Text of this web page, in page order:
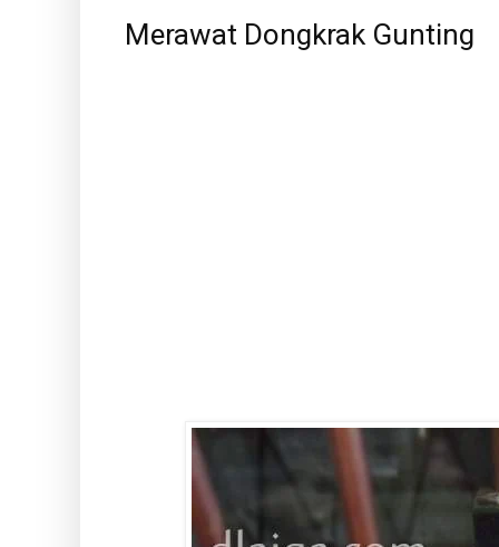
Merawat Dongkrak Gunting